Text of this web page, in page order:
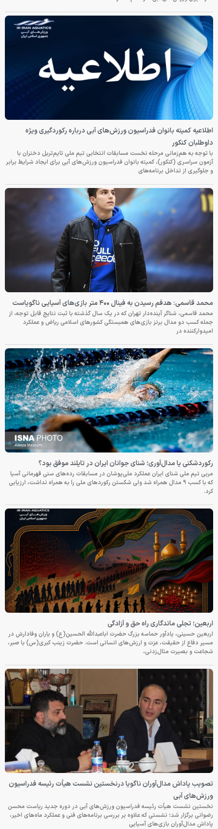
اطلاعیه کمیته بانوان فدراسیون ورزش‌های آبی درباره رکوردگیری ویژه
داوطلبان کنکور
با توجه به هم‌زمانی مرحله نخست مسابقات انتخابی تیم ملی تایم‌تریل دختران با
آزمون سراسری (کنکور)، کمیته بانوان فدراسیون ورزش‌های آبی برای ایجاد شرایط برابر
و جلوگیری از تداخل برنامه‌های
محمد قاسمی: هدفم رسیدن به فینال ۴۰۰ متر بازی‌های آسیایی ناگویاست
محمد قاسمی، شناگر آینده‌دار تهران که در یک سال گذشته با ثبت نتایج قابل توجه، از
جمله کسب دو مدال برنز بازی‌های همبستگی کشورهای اسلامی ریاض و عملکرد
امیدوارکننده در
رکوردشکنی یا مدال‌آوری؛ شنای جوانان ایران در تایلند موفق بود؟
مربی تیم ملی شنای ایران عملکرد ملی‌پوشان در مسابقات رده‌های سنی قهرمانی آسیا
که با کسب ۹ مدال همراه شد ولی شکستن رکوردهای ملی را به همراه نداشت، ارزیابی
کرد.
اربعین؛ تجلی ماندگاری راه حق و آزادگی
اربعین حسینی، یادآور حماسه بزرگ حضرت اباعبدالله الحسین(ع) و یاران وفادارش در
مسیر دفاع از حقیقت، عزت و ارزش‌های انسانی است. حضرت زینب کبری(س) با صبر،
شجاعت و بصیرت مثال‌زدنی،
تصویب پاداش مدال‌آوران ناگویا درنخستین نشست هیأت رئیسه فدراسیون
ورزش‌های آبی
نخستین نشست هیأت رئیسه فدراسیون ورزش‌های آبی در دوره جدید ریاست محسن
رضوانی برگزار شد؛ نشستی که علاوه بر بررسی برنامه‌های فنی و عملکرد ماه‌های اخیر،
پاداش مدال‌آوران بازی‌های آسیایی